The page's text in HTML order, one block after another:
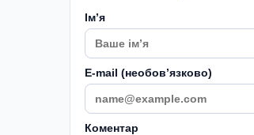
Імʼя
E-mail (необовʼязково)
Коментар